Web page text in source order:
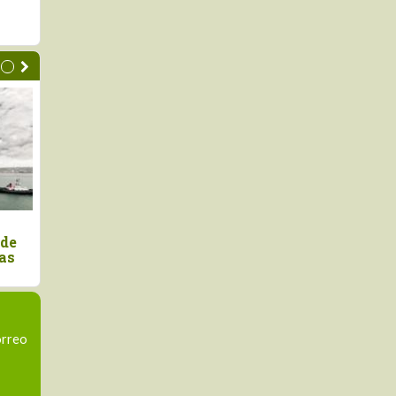
peruanas de
+16.7% en
el primer semestre de